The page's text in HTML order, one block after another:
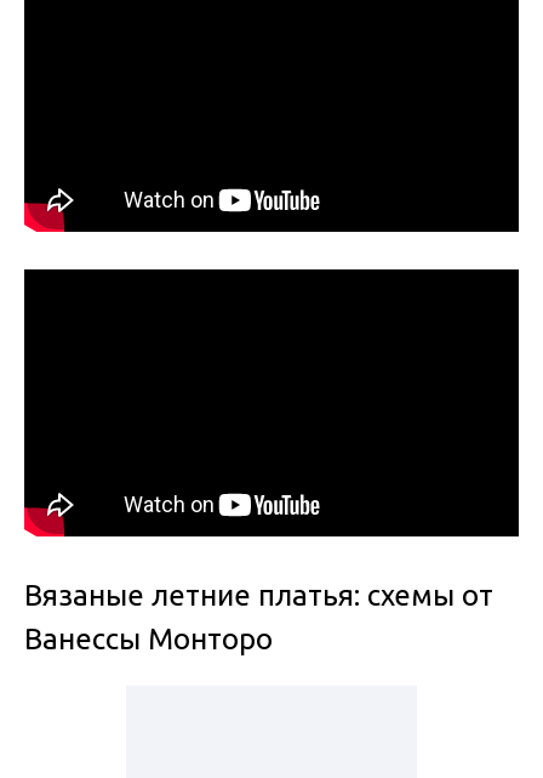
Вязаные летние платья: схемы от
Ванессы Монторо